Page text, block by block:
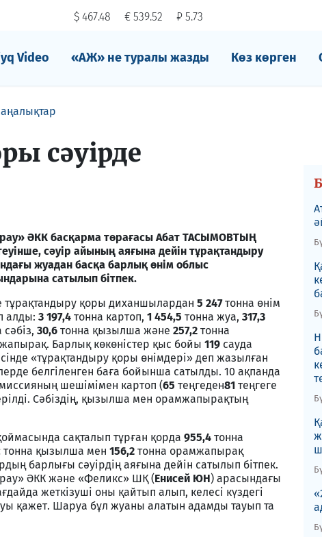
$ 467.48 € 539.52 ₽ 5.73
Video «АЖ» не туралы жазды Көз көрген
сәуірде
ӘКК басқарма төрағасы Абат ТАСЫМОВТЫҢ
сәуір айының аяғына дейін тұрақтандыру
жуадан басқа барлық өнім облыс
сатылып бітпек.
тұрақтандыру қоры диханшылардан 5 247тонна өнім
алды: 3 197,4 тонна картоп, 1 454,5 тонна жуа, 317,3
сәбіз, 30,6 тонна қызылша және 257,2 тонна
Барлық көкөністер қыс бойы 119 сауда
«тұрақтандыру қоры өнімдері» деп жазылған
белгіленген баға бойынша сатылды. 10 ақпанда
шешімімен картоп (65 теңгеден81 теңгеге
Сәбіздің, қызылша мен орамжапырақтың
сақталып тұрған қорда 955,4 тонна
тонна қызылша мен 156,2 тонна орамжапырақ
барлығы сәуірдің аяғына дейін сатылып бітпек.
ӘКК және «Феликс» ШҚ (Енисей ЮН) арасындағы
жеткізуші оны қайтып алып, келесі күздегі
қажет. Шаруа бұл жуаны алатын адамды тауып та